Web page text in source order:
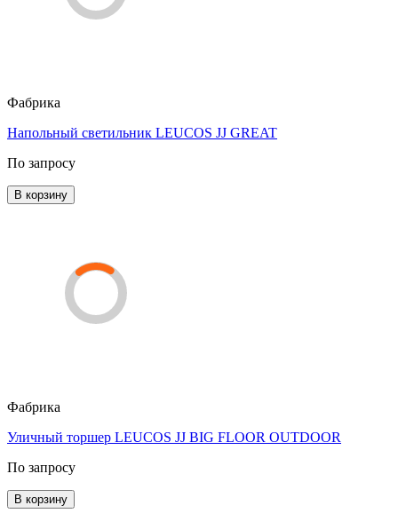
Фабрика
Напольный светильник LEUCOS JJ GREAT
По запросу
В корзину
Фабрика
Уличный торшер LEUCOS JJ BIG FLOOR OUTDOOR
По запросу
В корзину